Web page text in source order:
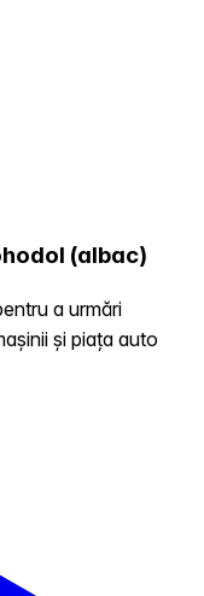
(albac)
a urmări
și piața auto